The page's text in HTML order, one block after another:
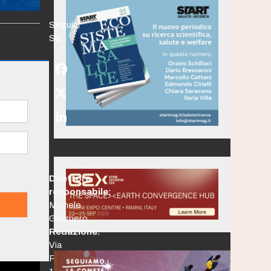
Seguici
Su:
Facebook
Twitter
(deprecated)
LinkedIn
Direttore
responsabile:
Michele
Guerriero
Redazione:
Via
Po,